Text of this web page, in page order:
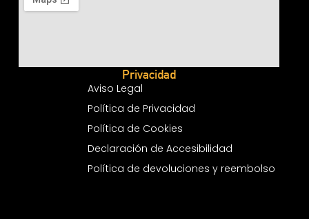
Privacidad
Aviso Legal
Política de Privacidad
Política de Cookies
Declaración de Accesibilidad
Política de devoluciones y reembolso